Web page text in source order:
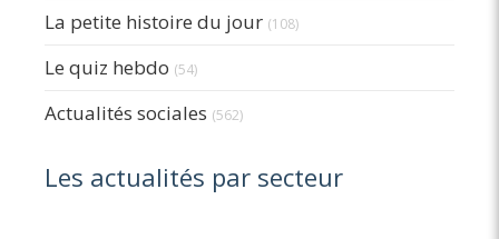
La petite histoire du jour (108)
Le quiz hebdo (54)
Actualités sociales (562)
Les actualités par secteur